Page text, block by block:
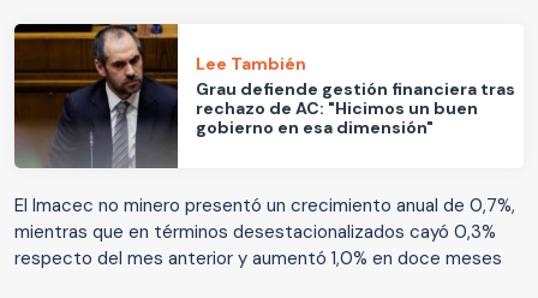
Lee También
Grau defiende gestión financiera tras
rechazo de AC: "Hicimos un buen
gobierno en esa dimensión"
El Imacec no minero presentó un crecimiento anual de 0,7%,
mientras que en términos desestacionalizados cayó 0,3%
respecto del mes anterior y aumentó 1,0% en doce meses